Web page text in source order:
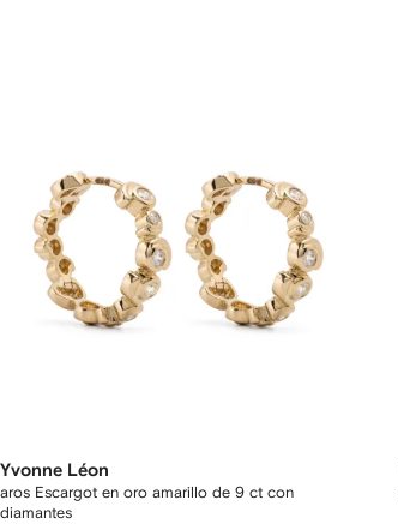
Yvonne Léon
aros Escargot en oro amarillo de 9 ct con
diamantes